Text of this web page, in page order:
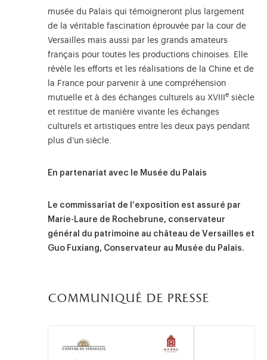
musée du Palais qui témoigneront plus largement
de la véritable fascination éprouvée par la cour de
Versailles mais aussi par les grands amateurs
français pour toutes les productions chinoises. Elle
révèle les efforts et les réalisations de la Chine et de
la France pour parvenir à une compréhension
mutuelle et à des échanges culturels au XVIII
e siècle
et restitue de manière vivante les échanges
culturels et artistiques entre les deux pays pendant
plus d’un siècle.
En partenariat avec le Musée du Palais
Le commissariat de l’exposition est assuré par
Marie-Laure de Rochebrune, conservateur
général du patrimoine au château de Versailles et
Guo Fuxiang, Conservateur au Musée du Palais.
communiqué de presse